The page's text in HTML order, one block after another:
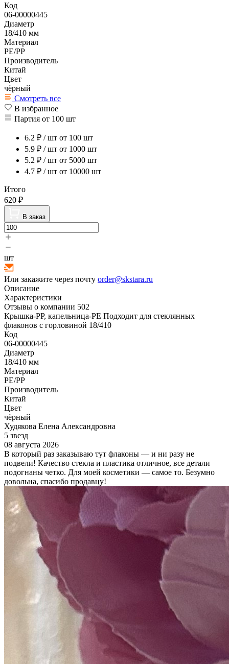
Код
06-00000445
Диаметр
18/410 мм
Материал
PE/PP
Производитель
Китай
Цвет
чёрный
Смотреть все
В избранное
Партия от 100 шт
6.2 ₽ / шт от 100 шт
5.9 ₽ / шт от 1000 шт
5.2 ₽ / шт от 5000 шт
4.7 ₽ / шт от 10000 шт
Итого
620 ₽
В заказ
шт
Или закажите через почту order@skstara.ru
Описание
Характеристики
Отзывы о компании 502
Крышка-PP, капельница-PE Подходит для стеклянных
флаконов с горловиной 18/410
Код
06-00000445
Диаметр
18/410 мм
Материал
PE/PP
Производитель
Китай
Цвет
чёрный
Худякова Елена Александровна
5 звезд
08 августа 2026
В который раз заказываю тут флаконы — и ни разу не
подвели! Качество стекла и пластика отличное, все детали
подогнаны четко. Для моей косметики — самое то. Безумно
довольна, спасибо продавцу!